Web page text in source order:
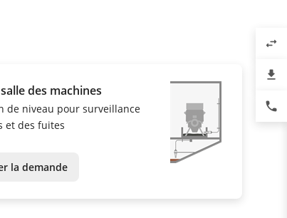
des machines
de niveau pour surveillance
et des fuites
la demande
swap_horiz
file_download
phone